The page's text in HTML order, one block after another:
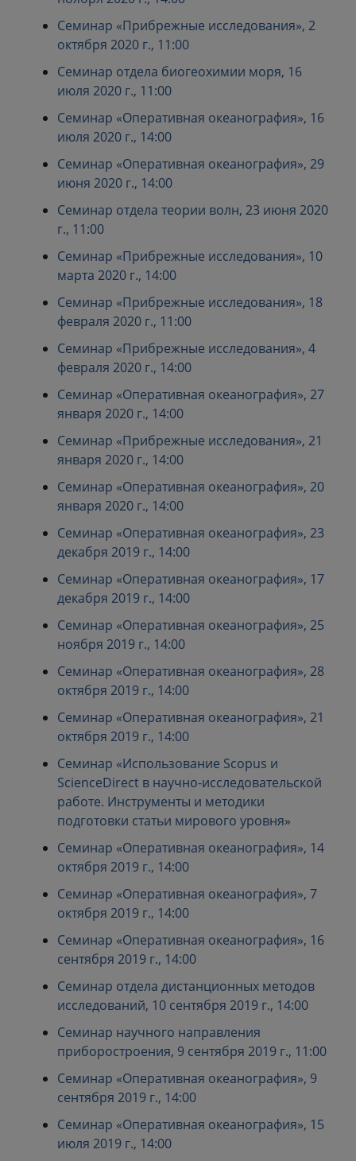
Семинар «Прибрежные исследования», 2
октября 2020 г., 11:00
Семинар отдела биогеохимии моря, 16
июля 2020 г., 11:00
Семинар «Оперативная океанография», 16
июля 2020 г., 14:00
Семинар «Оперативная океанография», 29
июня 2020 г., 14:00
Семинар отдела теории волн, 23 июня 2020
г., 11:00
Семинар «Прибрежные исследования», 10
марта 2020 г., 14:00
Семинар «Прибрежные исследования», 18
февраля 2020 г., 11:00
Семинар «Прибрежные исследования», 4
февраля 2020 г., 14:00
Семинар «Оперативная океанография», 27
января 2020 г., 14:00
Семинар «Прибрежные исследования», 21
января 2020 г., 14:00
Семинар «Оперативная океанография», 20
января 2020 г., 14:00
Семинар «Оперативная океанография», 23
декабря 2019 г., 14:00
Семинар «Оперативная океанография», 17
декабря 2019 г., 14:00
Семинар «Оперативная океанография», 25
ноября 2019 г., 14:00
Семинар «Оперативная океанография», 28
октября 2019 г., 14:00
Семинар «Оперативная океанография», 21
октября 2019 г., 14:00
Семинар «Использование Scopus и
ScienceDirect в научно-исследовательской
работе. Инструменты и методики
подготовки статьи мирового уровня»
Семинар «Оперативная океанография», 14
октября 2019 г., 14:00
Семинар «Оперативная океанография», 7
октября 2019 г., 14:00
Семинар «Оперативная океанография», 16
сентября 2019 г., 14:00
Семинар отдела дистанционных методов
исследований, 10 сентября 2019 г., 14:00
Семинар научного направления
приборостроения, 9 сентября 2019 г., 11:00
Семинар «Оперативная океанография», 9
сентября 2019 г., 14:00
Семинар «Оперативная океанография», 15
июля 2019 г., 14:00